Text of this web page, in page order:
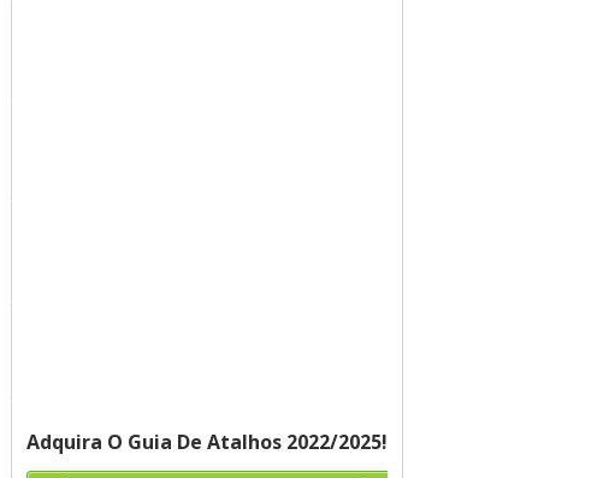
Adquira O Guia De Atalhos 2022/2025!